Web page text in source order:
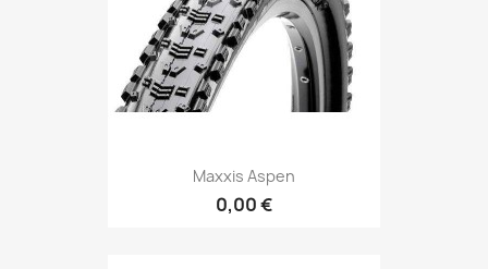
Maxxis Aspen
0,00 €